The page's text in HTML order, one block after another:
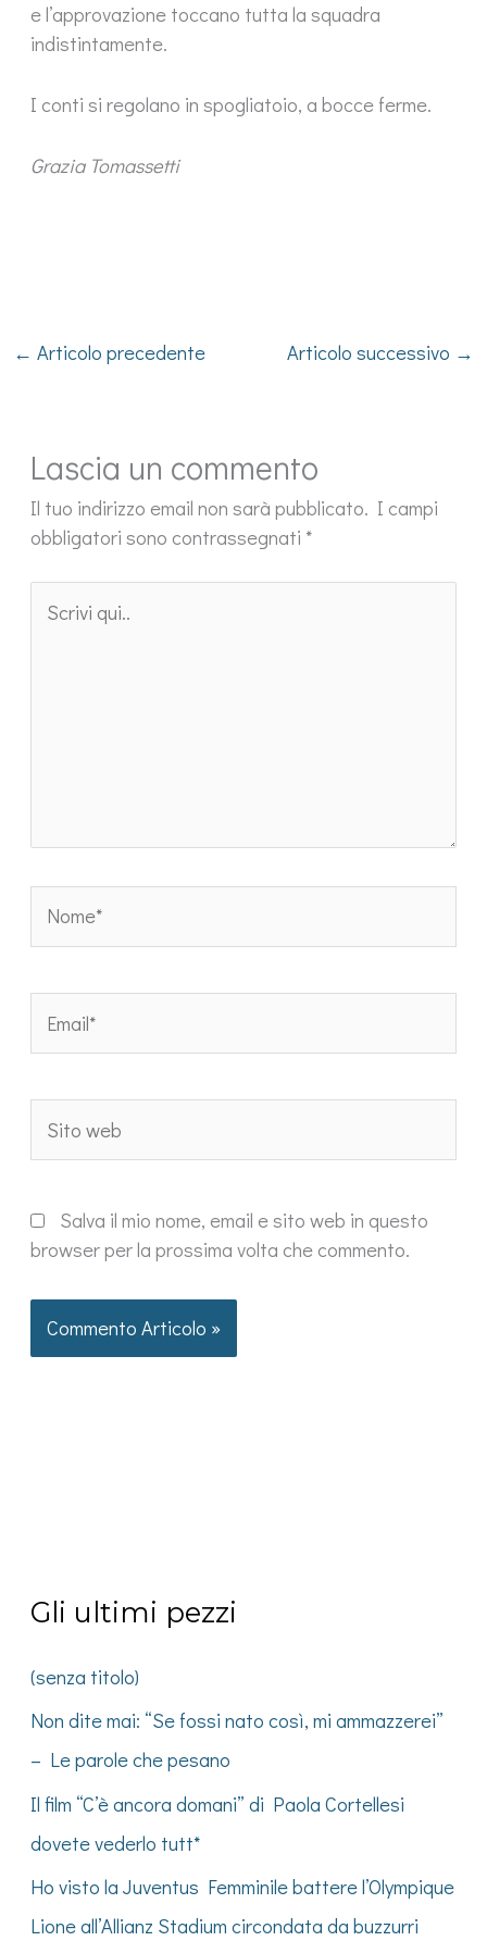
e l’approvazione toccano tutta la squadra
indistintamente.
I conti si regolano in spogliatoio, a bocce ferme.
Grazia Tomassetti
← Articolo precedente Articolo successivo →
Lascia un commento
Il tuo indirizzo email non sarà pubblicato. I campi
obbligatori sono contrassegnati *
qui..
web
Salva il mio nome, email e sito web in questo
browser per la prossima volta che commento.
Gli ultimi pezzi
(senza titolo)
Non dite mai: “Se fossi nato così, mi ammazzerei”
– Le parole che pesano
Il film “C’è ancora domani” di Paola Cortellesi
dovete vederlo tutt*
Ho visto la Juventus Femminile battere l’Olympique
Lione all’Allianz Stadium circondata da buzzurri